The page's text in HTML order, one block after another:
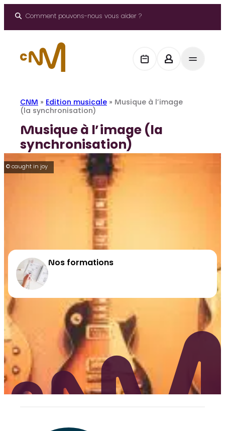
Comment pouvons-nous vous aider ?
CNM » Edition musicale » Musique à l’image
(la synchronisation)
Musique à l’image (la
synchronisation)
© caught in joy
Nos formations